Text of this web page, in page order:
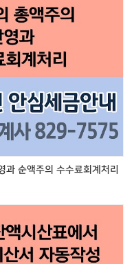
순액주의 수수료회계처리